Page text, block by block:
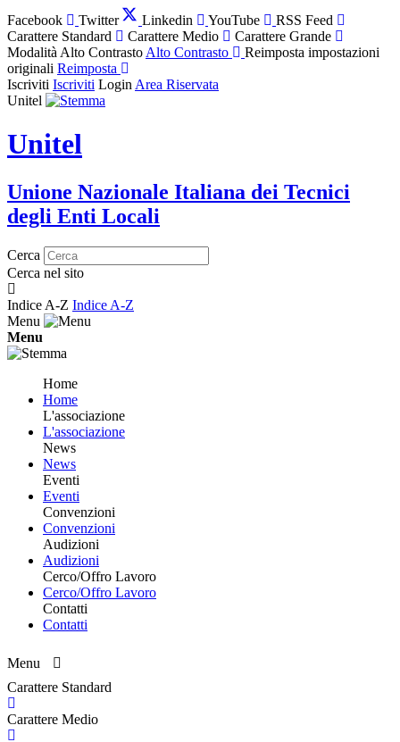
Facebook Twitter Linkedin YouTube
RSS Feed
Carattere Standard
Carattere Medio
Carattere Grande
Modalità Alto Contrasto Alto Contrasto
Reimposta impostazioni
originali Reimposta
Iscriviti Iscriviti Login Area Riservata
Unitel
Unitel
Unione Nazionale Italiana dei Tecnici
degli Enti Locali
Cerca
Cerca nel sito
Indice A-Z Indice A-Z
Menu
Menu
Home
Home
L'associazione
L'associazione
News
News
Eventi
Eventi
Convenzioni
Convenzioni
Audizioni
Audizioni
Cerco/Offro Lavoro
Cerco/Offro Lavoro
Contatti
Contatti
Menu
Carattere Standard
Carattere Medio